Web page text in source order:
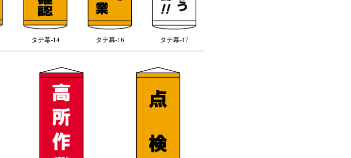
タテ幕-14 タテ幕-16 タテ幕-17